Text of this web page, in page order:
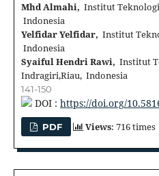
Mhd Almahi, Institut
Indonesia
Yelfidar Yelfidar, Institut
Indonesia
Syaiful Hendri Rawi, Institut
Indragiri,Riau, Indonesia
141-150
DOI : https://doi.org/
PDF Views: 716